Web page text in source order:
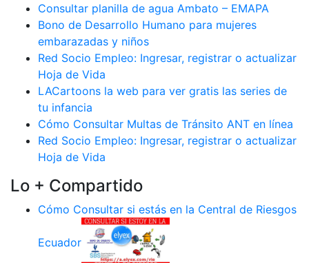
Consultar planilla de agua Ambato – EMAPA
Bono de Desarrollo Humano para mujeres
embarazadas y niños
Red Socio Empleo: Ingresar, registrar o actualizar
Hoja de Vida
LACartoons la web para ver gratis las series de
tu infancia
Cómo Consultar Multas de Tránsito ANT en línea
Red Socio Empleo: Ingresar, registrar o actualizar
Hoja de Vida
Lo + Compartido
Cómo Consultar si estás en la Central de Riesgos
Ecuador